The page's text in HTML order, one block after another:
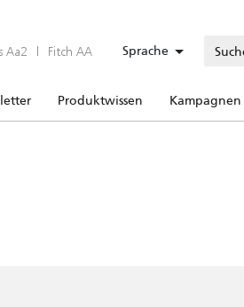
Aa2 | Fitch AA Sprache
Produktwissen Kampagnen